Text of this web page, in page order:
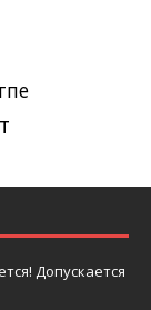
Допускается